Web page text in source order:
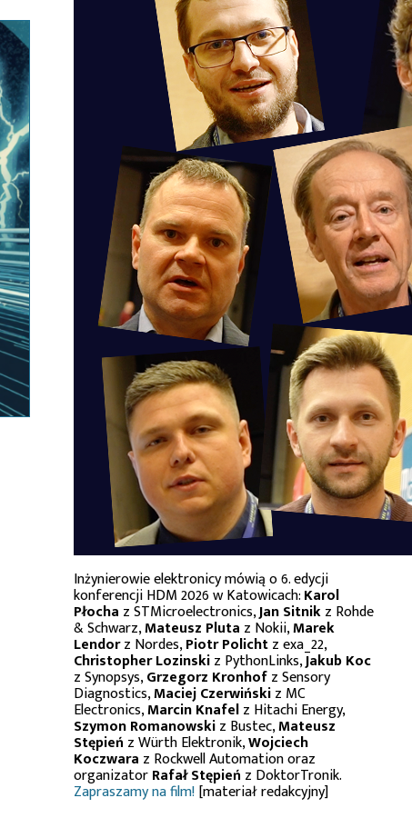
Inżynierowie elektronicy mówią o 6. edycji
konferencji HDM 2026 w Katowicach:Karol
Płocha z STMicroelectronics,Jan Sitnikz Rohde
& Schwarz,Mateusz Pluta z Nokii,Marek
Lendorz Nordes,Piotr Polichtz exa_22,
Christopher Lozinskiz PythonLinks,Jakub Koc
z Synopsys,Grzegorz Kronhofz Sensory
Diagnostics,Maciej Czerwińskiz MC
Electronics,Marcin Knafelz Hitachi Energy,
Szymon Romanowskiz Bustec,Mateusz
Stępień z Würth Elektronik,Wojciech
Koczwara z Rockwell Automation oraz
organizatorRafał Stępień z DoktorTronik.
Zapraszamy na film![materiał redakcyjny]